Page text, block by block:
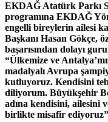
EKDAĞ Atatürk Parkı
programına EKDAĞ
engelli bireylerin ailesi
Başkanı Hasan Gökçe,
başarısından dolayı
“Ülkemize ve
madalyalı Avrupa
kutluyoruz. Kendisini
diliyorum. Büyükşehir
adına kendisini, ailesini
birlikte misafir